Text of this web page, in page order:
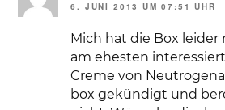
6. JUNI 2013 UM 07:51 UHR
Mich hat die Box
am ehesten
Creme von
box gekündigt und